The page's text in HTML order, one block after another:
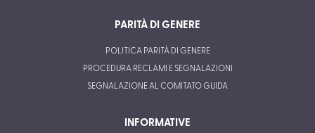
PARITÀ DI GENERE
POLITICA PARITÀ DI GENERE
PROCEDURA RECLAMI E SEGNALAZIONI
SEGNALAZIONE AL COMITATO GUIDA
INFORMATIVE